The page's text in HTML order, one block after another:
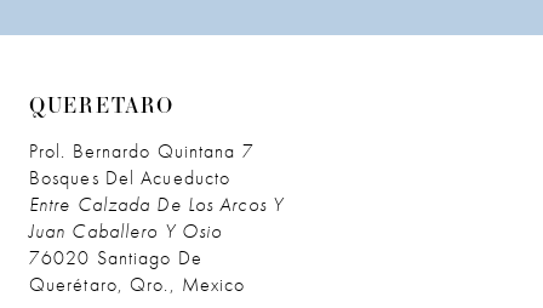
14
QUERETARO
Prol. Bernardo Quintana 7
Bosques Del Acueducto
Entre Calzada De Los Arcos Y
Juan Caballero Y Osio
76020 Santiago De
Querétaro, Qro., Mexico